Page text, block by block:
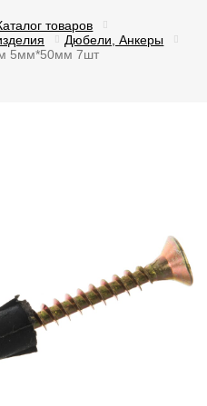
товаров
Дюбели, Анкеры
5мм*50мм 7шт